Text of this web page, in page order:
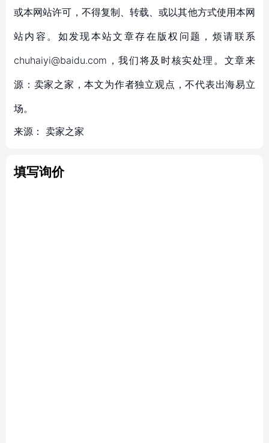
或本网站许可，不得复制、转载、或以其他方式使用本网
站内容。如发现本站文章存在版权问题，烦请联系
chuhaiyi@baidu.com，我们将及时核实处理。文章来
源：卖家之家，本文为作者独立观点，不代表出海易立
场。
来源： 卖家之家
填写询价